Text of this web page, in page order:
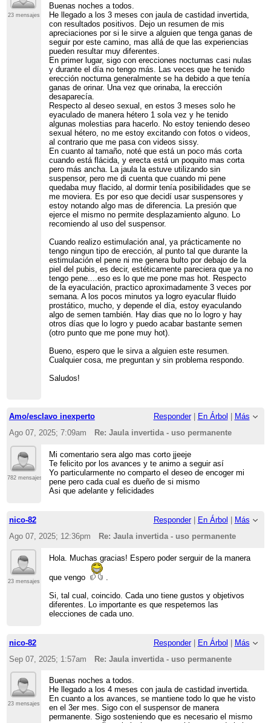
23 mensajes
Buenas noches a todos.
He llegado a los 3 meses con jaula de castidad invertida,
con resultados positivos. Dejo un resumen de mis
apreciaciones por si le sirve a alguien que tenga ganas de
seguir por este camino, mas allá de que las experiencias
pueden resultar muy diferentes.
En primer lugar, sigo con erecciones nocturnas casi nulas
y durante el día no tengo más. Las veces que he tenido
erección nocturna generalmente se ha debido a que tenía
ganas de orinar. Una vez que orinaba, la erección
desaparecía.
Respecto al deseo sexual, en estos 3 meses solo he
eyaculado de manera hétero 1 sola vez y he tenido
algunas molestias para hacerlo. No estoy teniendo deseo
sexual hétero, no me estoy excitando con fotos o videos,
al contrario que me pasa con videos sissy.
En cuanto al tamaño, noté que está un poco más corta
cuando está flácida, y erecta está un poquito mas corta
pero más ancha. La jaula la estuve utilizando sin
suspensor, pero me di cuenta que cuando mi pene
quedaba muy flacido, al dormir tenía posibilidades que se
me moviera. Es por eso que decidí usar suspensores y
estoy notando algo mas de diferencia. La presión que
ejerce el mismo no permite desplazamiento alguno. Lo
recomiendo al uso del suspensor.
Cuando realizo estimulación anal, ya prácticamente no
tengo ningun tipo de erección, al punto tal que durante la
estimulación el pene ni me genera bulto por debajo de la
piel del pubis, es decir, estéticamente pareciera que ya no
tengo pene....eso es lo que me pone mas hot. Respecto
de la eyaculación, practico aproximadamente 3 veces por
semana. A los pocos minutos ya logro eyacular fluido
prostático, mucho, y depende el día, estoy eyaculando
algo de semen también. Hay dias que no lo logro y hay
otros días que lo logro y puedo acabar bastante semen
(otro punto que me pone muy hot).
Bueno, espero que le sirva a alguien este resumen.
Cualquier cosa, me preguntan y sin problema respondo.
Saludos!
Amo/esclavo inexperto Responder| En Árbol
Más
Ago 07, 2025; 7:09am
Re: Jaula invertida - uso permanente
782 mensajes
Mi comentario sera algo mas corto jjeeje
Te felicito por los avances y te animo a seguir así
Yo particularmente no comparto el deseo de encoger mi
pene pero cada cual es dueño de si mismo
Asi que adelante y felicidades
nico-82 Responder| En Árbol
Más
Ago 07, 2025; 12:36pm
Re: Jaula invertida - uso permanente
23 mensajes
Hola. Muchas gracias! Espero poder serguir de la manera
que vengo
Si, tal cual, coincido. Cada uno tiene gustos y objetivos
diferentes. Lo importante es que respetemos las
elecciones de cada uno.
nico-82 Responder| En Árbol | Más
Sep 07, 2025; 1:57am
Re: Jaula invertida - uso permanente
23 mensajes
Buenas noches a todos.
He llegado a los 4 meses con jaula de castidad invertida.
En cuanto a los avances, se mantiene todo lo que he visto
en el 3er mes. Sigo con el suspensor de manera
permanente. Sigo sosteniendo que es necesario el mismo